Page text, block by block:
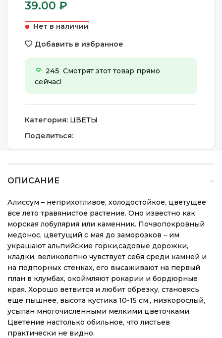
39.00 ₽
Нет в наличии
Добавить в избранное
245 Смотрят этот товар прямо
сейчас!
Категория: ЦВЕТЫ
Поделиться:
ОПИСАНИЕ
Алиссум – неприхотливое, холодостойкое, цветущее
все лето травянистое растение. Оно известно как
морская лобулярия или каменник. Почвопокровный
медонос, цветущий с мая до заморозков – им
украшают альпийские горки,садовые дорожки,
кладки, великолепно чувствует себя среди камней и
на подпорных стенках, его высаживают на первый
план в клумбах, окоймляют рокарии и бордюрные
края. Хорошо ветвится и любит обрезку, становясь
еще пышнее, высота кустика 10-15 см., низкорослый,
усыпан многочисленными мелкими цветочками.
Цветение настолько обильное, что листьев
практически не видно.